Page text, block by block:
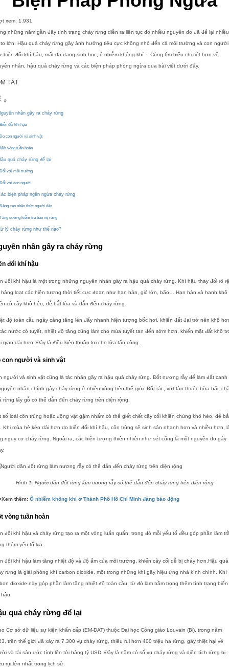
xem: 1.931
những năm gần đây tình trạng cháy rừng diễn ra liên tục do nhiều nguyên do đã để lại
to lớn. Hậu quả cháy rừng gây ảnh hưởng tiêu cực không nhỏ đến cả môi trường và con người
biến đổi khí hậu, mất da dạng sinh học, ô nhiễm không khí… Cùng tìm hiểu chi tiết hơn về
nhân, hậu quả cháy rừng và các biện pháp phòng ngừa qua bài viết dưới đây.
TẮT
nhân gây ra cháy rừng
đổi khí hậu
con người và sinh vật
vòng tuần hoàn
quả cháy rừng để lại
với môi trường
với con người
biện pháp ngăn ngừa cháy rừng
cao nhận thức người dân
cường kiểm tra bảo vệ rừng
lý cháy rừng như thế nào?
nhân gây ra cháy rừng
đổi khí hậu
đổi khí hậu là một trong những nguyên nhân gây ra hậu quả cháy rừng. Khí hậu thay đổi rõ
hàng loạt các hiện tượng thời tiết cực đoan như hạn hán, gió lớn, bão… Hạn hán và hanh khô
cỏ cây khô héo, dễ bắt lửa và dẫn đến cháy rừng.
độ toàn cầu ngày càng tăng lên đẩy nhanh hiện tượng bốc hơi, khiến đất đai trở nên khô
nước có tuyết, nhiệt độ tăng cũng làm cho mùa tuyết tan đến sớm hơn, khiến mặt đất khô
gian dài hơn. Đây là điều kiện thuận lợi cho lửa tấn công.
con người và sinh vật
người và sinh vật cũng là tác nhân gây ra hậu quả cháy rừng. Đốt nương rẫy để làm đất canh
nhân chính gây cháy rừng ở nhiều vùng trên thế giới. Đốt rác, vứt tàn thuốc bừa bãi,
rừng lấy gỗ có thể dẫn đến cháy rừng trên diện rộng.
số loài côn trùng hoặc động vật gặm nhấm có thể giết chết cây cối khiến chúng khô héo, dễ
Khi mùa hè kéo dài hơn do biến đổi khí hậu, côn trùng sẽ sinh sản nhanh hơn và nhiều hơn,
nguy cơ cháy rừng. Ngoài ra, các hiện tượng thiên nhiên như sét cũng là một nguyên do gây
Hình 1: Người dân đốt rừng làm nương rẫy có thể dẫn đến cháy rừng trên diện rộng
thêm: Ô nhiễm không khí ở Thành Phố Hồ Chí Minh đáng báo động
vòng tuần hoàn
đổi khí hậu và cháy rừng tạo ra một vòng luẩn quẩn, trong đó mỗi yếu tố đều góp phần làm
thêm yếu tố kia.
đổi khí hậu làm tăng nhiệt độ và độ ẩm của môi trường, khiến cây cối dễ bị cháy hơn.Hậu quả
rừng là giải phóng khí carbon dioxide, một trong những khí gây hiệu ứng nhà kính chính. Khí
dioxide này góp phần làm tăng nhiệt độ toàn cầu, từ đó làm trầm trọng thêm tình trạng biến
quả cháy rừng để lại
Cơ sở dữ liệu sự kiện khẩn cấp (EM-DAT) thuộc Đại học Công giáo Louvain (Bỉ), trong năm
trên thế giới đã xảy ra 7.300 vụ cháy rừng, thiêu rụi hơn 400 triệu ha rừng, gây thiệt hại về
và tài sản ước tính lên tới hàng tỷ USD. Đây là năm có số vụ cháy rừng và diện tích rừng bị
rụi lớn nhất trong lịch sử.